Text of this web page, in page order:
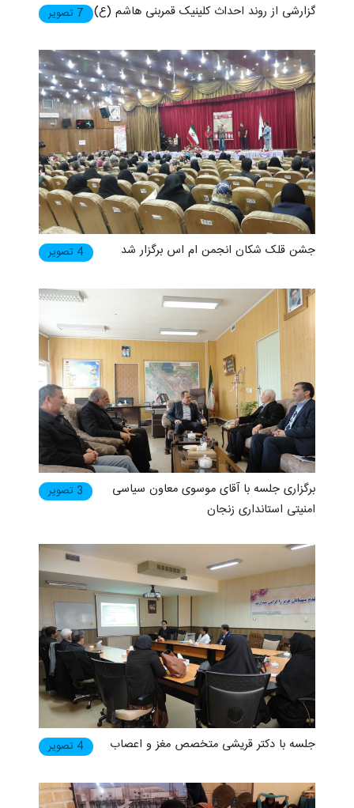
7 تصویر گزارشی از روند احداث کلینیک قمربنی هاشم (ع)
4 تصویر جشن قلک شکان انجمن ام اس برگزار شد
3 تصویر
برگزاری جلسه با آقای موسوی معاون سیاسی
امنیتی استانداری زنجان
4 تصویر جلسه با دکتر قریشی متخصص مغز و اعصاب